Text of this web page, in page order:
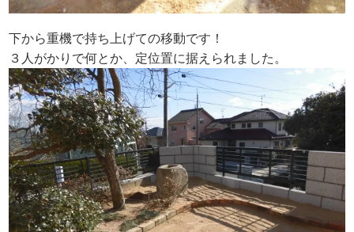
下から重機で持ち上げての移動です！
３人がかりで何とか、定位置に据えられました。